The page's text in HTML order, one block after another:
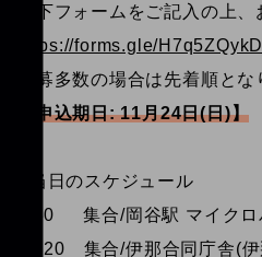
以下フォームをご記入の上、
https://forms.gle/
応募多数の場合は先着順とな
【申込期日: 11月24日(日)】
■当日のスケジュール
9:30 集合/岡谷駅 マイクロ
10:20 集合/伊那合同庁舎(